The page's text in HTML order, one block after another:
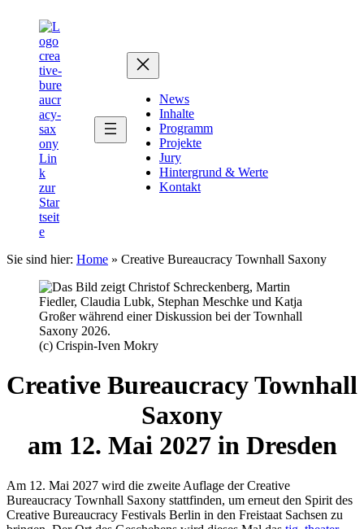
springen
springen
News
Inhalte
Programm
Projekte
Jury
Hintergrund & Werte
Kontakt
Sie sind hier: Home » Creative Bureaucracy Townhall Saxony
(c) Crispin-Iven Mokry
Creative Bureaucracy Townhall
Saxony
am 12. Mai 2027 in Dresden
Am 12. Mai 2027 wird die zweite Auflage der Creative
Bureaucracy Townhall Saxony stattfinden, um erneut den Spirit des
Creative Bureaucracy Festivals Berlin in den Freistaat Sachsen zu